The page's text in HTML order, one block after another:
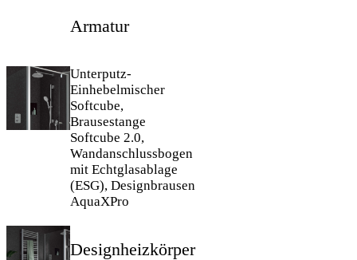
Armatur
Unterputz-
Einhebelmischer
Softcube,
Brausestange
Softcube 2.0,
Wandanschlussbogen
mit Echtglasablage
(ESG), Designbrausen
AquaXPro
Designheizkörper